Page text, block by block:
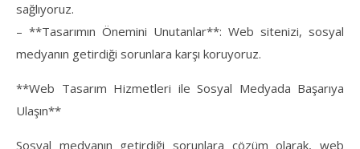
sağlıyoruz.
– **Tasarımın Önemini Unutanlar**: Web sitenizi, sosyal
medyanın getirdiği sorunlara karşı koruyoruz.
**Web Tasarım Hizmetleri ile Sosyal Medyada Başarıya
Ulaşın**
Sosyal medyanın getirdiği sorunlara çözüm olarak, web